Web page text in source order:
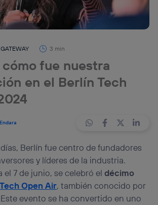
3 min
fue nuestra
en el Berlín Tech
Berlín fue centro de fundadores
y líderes de la industria.
el 7 de junio, se celebró eldécimo
Tech Open Air, también conocido por
evento se ha convertido en uno